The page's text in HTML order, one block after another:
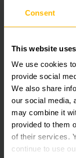
Consent
This website
We use cookies
provide social
We also share
our social media,
may combine it
provided to them
of their services.
continue to use
con guiado
ampliación,
con barra al timón
La ERC 215a es
carretilla elevadora
láser y la
28 puntos de la
perfiles de
logística